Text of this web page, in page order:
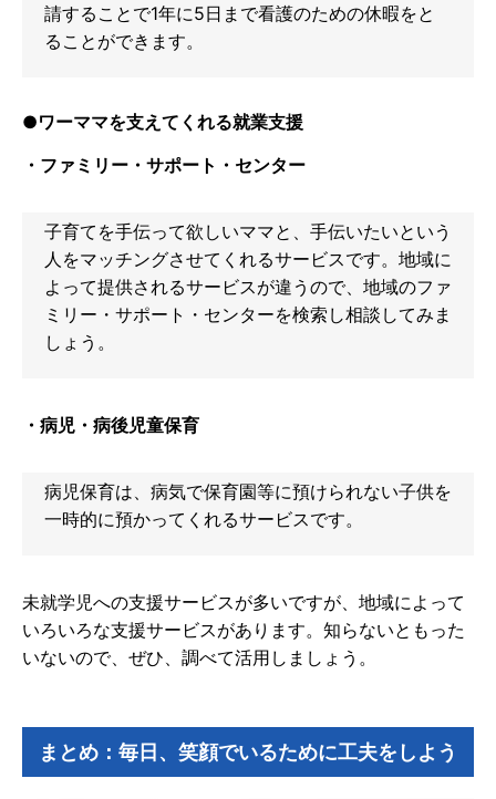
請することで1年に5日まで看護のための休暇をと
ることができます。
●ワーママを支えてくれる就業支援
・ファミリー・サポート・センター
子育てを手伝って欲しいママと、手伝いたいという
人をマッチングさせてくれるサービスです。地域に
よって提供されるサービスが違うので、地域のファ
ミリー・サポート・センターを検索し相談してみま
しょう。
・病児・病後児童保育
病児保育は、病気で保育園等に預けられない子供を
一時的に預かってくれるサービスです。
未就学児への支援サービスが多いですが、地域によって
いろいろな支援サービスがあります。知らないともった
いないので、ぜひ、調べて活用しましょう。
まとめ：毎日、笑顔でいるために工夫をしよう